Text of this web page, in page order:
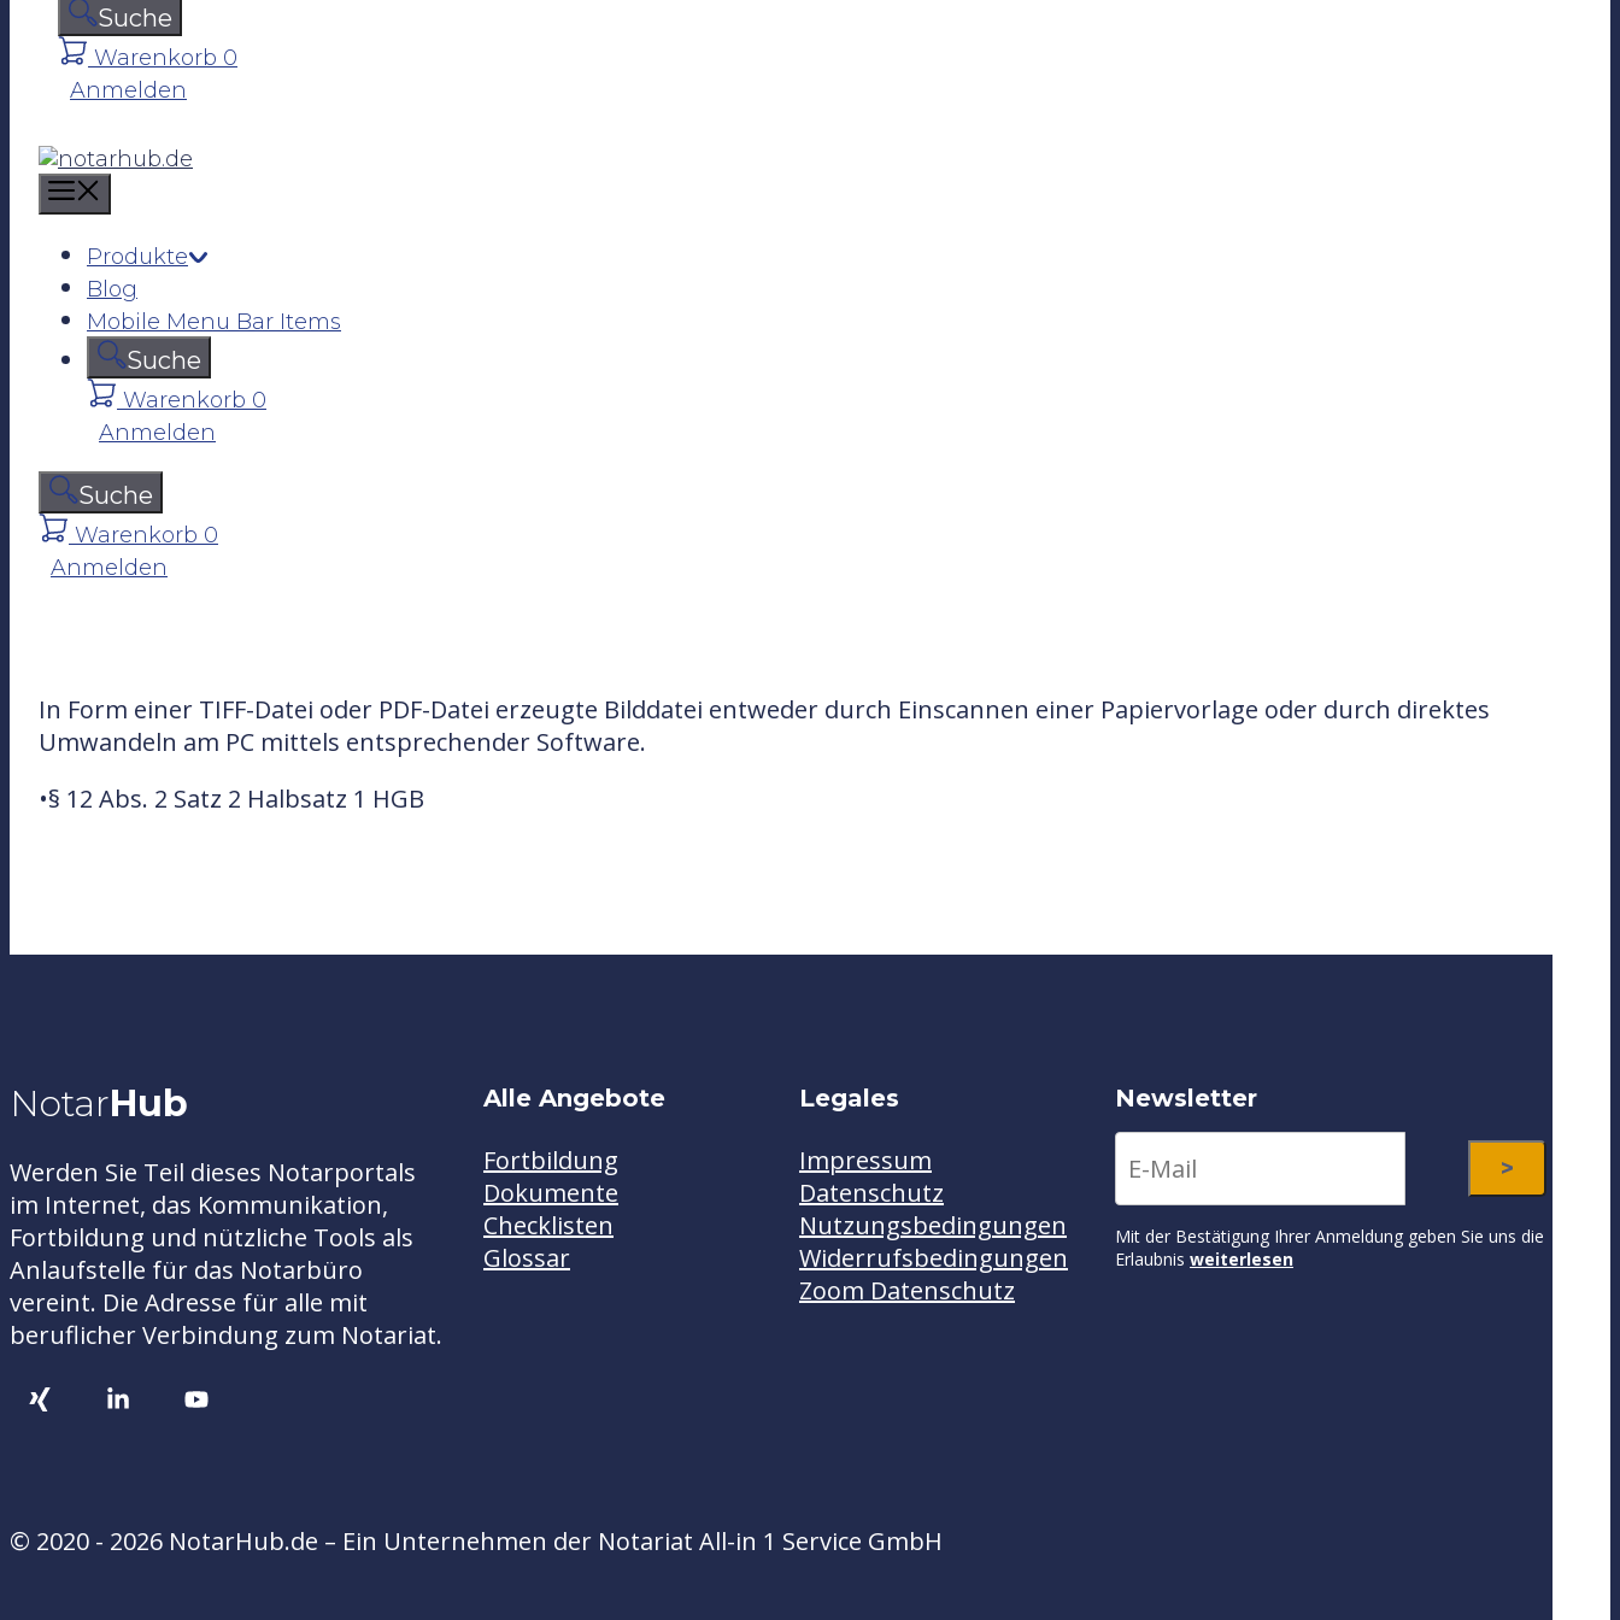
Suche
Warenkorb 0
Anmelden
e
n
u
Produkte
Blog
Mobile Menu Bar Items
Suche
Warenkorb 0
Anmelden
Suche
Warenkorb 0
Anmelden
In Form einer TIFF-Datei oder PDF-Datei erzeugte Bilddatei entweder durch Einscannen einer Papiervorlage oder durch direktes
Umwandeln am PC mittels entsprechender Software.
•§ 12 Abs. 2 Satz 2 Halbsatz 1 HGB
NotarHub
Werden Sie Teil dieses Notarportals
im Internet, das Kommunikation,
Fortbildung und nützliche Tools als
Anlaufstelle für das Notarbüro
vereint. Die Adresse für alle mit
beruflicher Verbindung zum Notariat.
Alle Angebote
Fortbildung
Dokumente
Checklisten
Glossar
Legales
Impressum
Datenschutz
Nutzungsbedingungen
Widerrufsbedingungen
Zoom Datenschutz
Newsletter
Mit der Bestätigung Ihrer Anmeldung geben Sie uns die
Erlaubnis weiterlesen
© 2020 - 2026 NotarHub.de – Ein Unternehmen der Notariat All-in 1 Service GmbH